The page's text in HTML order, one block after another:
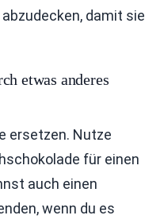
damit sie
etwas anderes
ersetzen. Nutze
für einen
auch einen
wenn du es